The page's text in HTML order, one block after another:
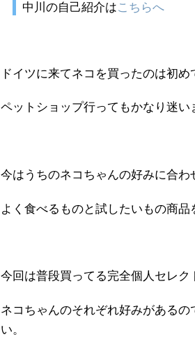
中川の自己紹介は こちらへ
ドイツに来てネコを買ったのは初
ペットショップ行ってもかなり迷い
今はうちのネコちゃんの好みに合わ
よく食べるものと試したいもの商品
今回は普段買ってる完全個人セレ
ネコちゃんのそれぞれ好みがある
い。